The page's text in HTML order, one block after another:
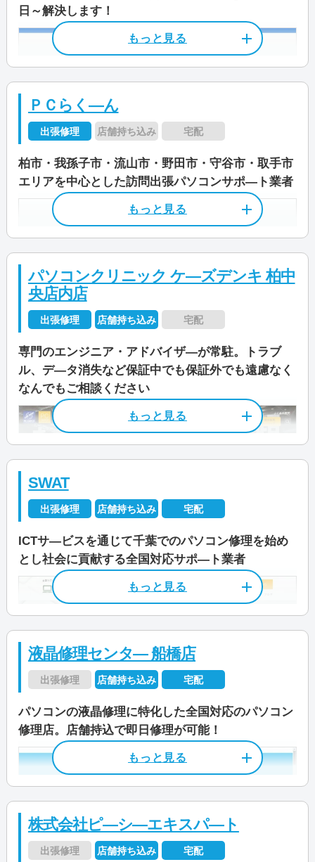
受付時間 9:00～21:00
資格/免許 パソコン整備士
料金 作業料金3,300円～
料金・メニューを見る
公式サイトを見る
電話相談・お問い合わせ
0120-533-117
特徴
カード決済 モバイル決済
法人対応可
データ保護
即日対応可
全メーカー対応
駆けつけ修理対応エリア
青田新田飛地/青葉台/あかね町/明原/あけぼの/曙
橋/旭町/東/東上町/東台本町/泉/泉町/泉村新田/伊
勢原/今谷上町/今谷南町/岩井/岩井村新田/永楽台/
大青田/大井/大井新田/大島田/大津ケ丘/大塚町/大
室/大山台/加賀/風早/柏/柏下/柏中村下/柏の葉/柏
北柏/北柏台/亀甲台町/小青田/高南台/五條谷/酒井
根/逆井/逆井藤ノ台/桜台/しいの木台/篠籠田/宿連
末広町/関場町/千間橋/染井入新田/高田/高柳/高柳
新田/中央/中央町/千代田/塚崎/つくしが丘/手賀/
手賀新田/手賀の杜/常盤台/戸張/戸張新田/富里/豊
上町/豊四季/豊四季台/豊住/豊平町/十余二/中新
山/根戸/根戸新田/八幡町/花野井/東柏/東逆井/東
中新宿/東山/光ケ丘/光ケ丘団地/日立台/ひばりが
もっと見る
この業者の特徴
ＰＣホスピタル（旧：ドクター・ホームネット）
は年中無休で営業、対応エリアは全国で、全ての
メーカーパソコンや自作PCへの対応が可能なパ
ソコンの専門業者です。
パソコン修理業界では唯一の上場企業であり、技
術力、お客様対応、個人情報等データの取り扱い
などで信頼できる業者です。
頭での持ち込み修理が可能です。そのほか、全国
で出張修理と宅配修理に対応していますので、お
店舗住所
〒 277-0842
千葉県柏市末広町7-15 新海ビル2階
営業時間 9:00～18:00
資格/免許 パソコン整備士
料金
診断料金550円～
作業料金2,200円～
公式サイトを見る
電話相談・お問い合わせ
04-7137-9530
特徴
カード決済 モバイル決済
法人対応可
パソコン処分
パソコン販売
駆けつけ修理対応エリア
県/静岡県/石川県/千葉県/大阪府/鳥取県/東京都/
栃木県/福井県/和歌山県/
この業者の特徴
パソコンドック24は全国84店舗を展開し、デー
サービスを提供する専門業者です。柏市内にある
パソコンドック24 柏店の営業時間は9:00～18:00
で、当日の持ち込みでも受付可能です。店舗修理
日～解決します！
店舗住所
〒 260-0027
ル1F
JR「千葉」駅から徒歩9分
京成電鉄「千葉中央」駅から徒歩6分
営業時間 9:00～18:00
受付時間 9:00～21:00
定休日 不定休
料金
公式サイトを見る
0120-835-124
特徴
カード決済 モバイル決済
法人対応可
データ保護
全メーカー対応
駆けつけ修理対応エリア
ＰＣらく―ん
出張修理 店舗持ち込み 宅配
柏市・我孫子市・流山市・野田市・守谷市・取手市
エリアを中心とした訪問出張パソコンサポ―ト業者
店舗住所
〒 277-0827
千葉県柏市松葉町5丁目1-10 501
受付時間 ―
資格/免許 IT整備士協会1級
料金
出張診断費3,300円～
デスクトップPC預かり価格3,300円～
公式サイトを見る
04-7113-1999
カード決済 モバイル決済
法人対応可
データ保護
即日対応可
パソコンクリニック ケ―ズデンキ 柏中
央店内店
出張修理 店舗持ち込み 宅配
専門のエンジニア・アドバイザ―が常駐。トラブ
ル、デ―タ消失など保証中でも保証外でも遠慮なく
なんでもご相談ください
店舗住所
〒 227-0872
千葉県柏市十余二276番60
定休日 不定休
料金
スピード解決（簡易処置）3,300円
訪問基本料金5,500円
公式サイトを見る
SWAT
出張修理 店舗持ち込み 宅配
ICTサ―ビスを通じて千葉でのパソコン修理を始め
とし社会に貢献する全国対応サポ―ト業者
店舗住所
〒 270-1426
千葉県白井市笹塚2-5
定休日 不定休
液晶修理センタ― 船橋店
出張修理 店舗持ち込み 宅配
パソコンの液晶修理に特化した全国対応のパソコン
修理店。店舗持込で即日修理が可能！
株式会社ピ―シ―エキスパ―ト
出張修理 店舗持ち込み 宅配